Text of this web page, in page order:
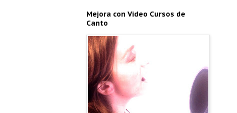
Mejora con Video Cursos de
Canto